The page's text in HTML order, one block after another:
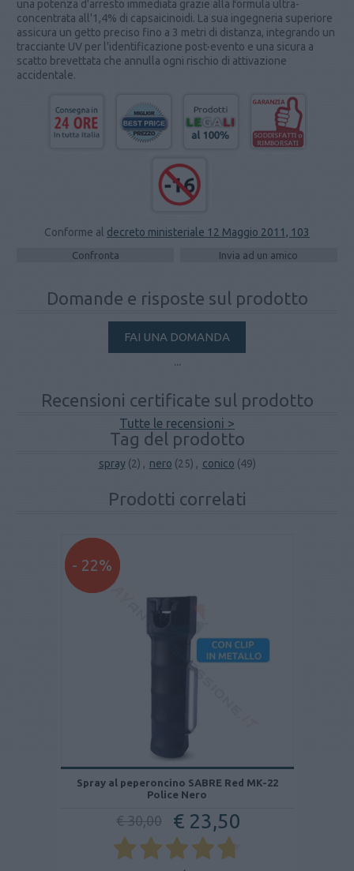
una potenza d'arresto immediata grazie alla formula ultra-
concentrata all'1,4% di capsaicinoidi. La sua ingegneria superiore
assicura un getto preciso fino a 3 metri di distanza, integrando un
tracciante UV per l'identificazione post-evento e una sicura a
scatto brevettata che annulla ogni rischio di attivazione
accidentale.
Conforme al decreto ministeriale 12 Maggio 2011, 103
Domande e risposte sul prodotto
FAI UNA DOMANDA
...
Recensioni certificate sul prodotto
Tutte le recensioni >
Tag del prodotto
spray (2) , nero (25) , conico (49)
Prodotti correlati
- 22%
Spray al peperoncino SABRE Red MK-22
Police Nero
€ 30,00 € 23,50